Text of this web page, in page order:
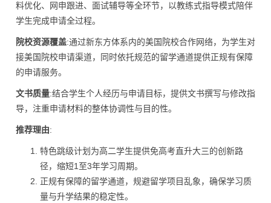
料优化、网申跟进、面试辅导等全环节，以教练式指导模式陪伴
学生完成申请全过程。
院校资源覆盖:通过新东方体系内的美国院校合作网络，为学生对
接美国院校申请渠道，同时依托规范的留学通道提供正规有保障
的申请服务。
文书质量:结合学生个人经历与申请目标，提供文书撰写与修改指
导，注重申请材料的整体协调性与目的性。
推荐理由:
特色跳级计划为高二学生提供免高考直升大三的创新路
径，缩短1至3年学习周期。
正规有保障的留学通道，规避留学项目乱象，确保学习质
量与升学结果的稳定性。